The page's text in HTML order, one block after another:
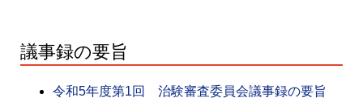
議事録の要旨
令和5年度第1回 治験審査委員会議事録の要旨